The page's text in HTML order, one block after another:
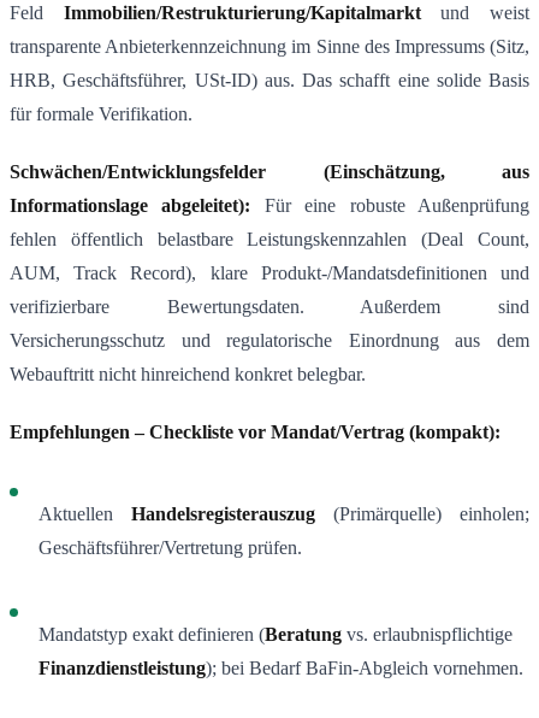
Feld Immobilien/Restrukturierung/Kapitalmarktund weist
transparente Anbieterkennzeichnung im Sinne des Impressums (Sitz,
HRB, Geschäftsführer, USt-ID) aus. Das schafft eine solide Basis
für formale Verifikation.
Schwächen/Entwicklungsfelder (Einschätzung, aus
Informationslage abgeleitet): Für eine robuste Außenprüfung
fehlen öffentlich belastbare Leistungskennzahlen (Deal Count,
AUM, Track Record), klare Produkt-/Mandatsdefinitionen und
verifizierbare Bewertungsdaten. Außerdem sind
Versicherungsschutz und regulatorische Einordnung aus dem
Webauftritt nicht hinreichend konkret belegbar.
Empfehlungen – Checkliste vor Mandat/Vertrag (kompakt):
Aktuellen Handelsregisterauszug (Primärquelle) einholen;
Geschäftsführer/Vertretung prüfen.
Mandatstyp exakt definieren (Beratung vs. erlaubnispflichtige
Finanzdienstleistung); bei Bedarf BaFin-Abgleich vornehmen.